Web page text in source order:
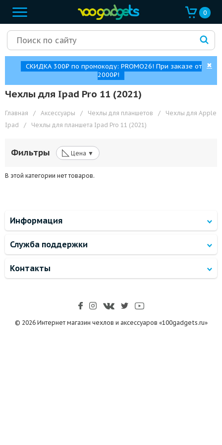
0
СКИДКА 300₽ по промокоду: PROMO26! При заказе от
2000₽!
✖
Чехлы для Ipad Pro 11 (2021)
Главная / Аксессуары / Чехлы для планшетов /
Чехлы для Apple
Ipad
/ Чехлы для планшета Ipad Pro 11 (2021)
Фильтры ◺ Цена ▼
В этой категории нет товаров.
Информация
Служба поддержки
Контакты
© 2026 Интернет магазин чехлов и аксессуаров «100gadgets.ru»